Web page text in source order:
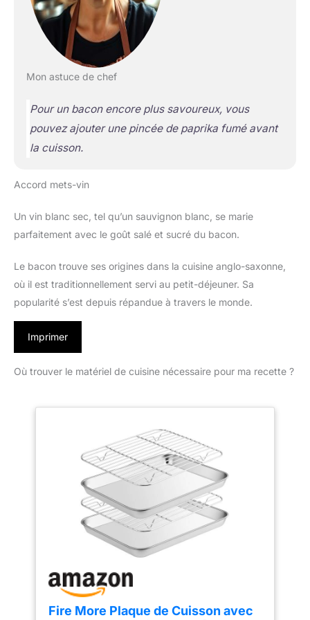
Mon astuce de chef
Pour un bacon encore plus savoureux, vous
pouvez ajouter une pincée de paprika fumé avant
la cuisson.
Accord mets-vin
Un vin blanc sec, tel qu’un sauvignon blanc, se marie
parfaitement avec le goût salé et sucré du bacon.
Le bacon trouve ses origines dans la cuisine anglo-saxonne,
où il est traditionnellement servi au petit-déjeuner. Sa
popularité s’est depuis répandue à travers le monde.
Imprimer
Où trouver le matériel de cuisine nécessaire pour ma recette ?
Fire More Plaque de Cuisson avec